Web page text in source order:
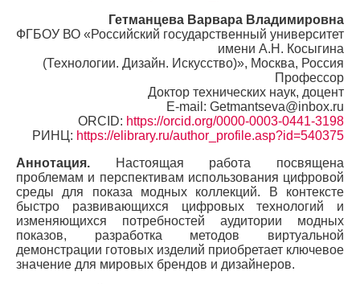
Гетманцева Варвара Владимировна
ФГБОУ ВО «Российский государственный университет
имени А.Н. Косыгина
(Технологии. Дизайн. Искусство)», Москва, Россия
Профессор
Доктор технических наук, доцент
E-mail: Getmantseva@inbox.ru
ORCID: https://orcid.org/0000-0003-0441-3198
РИНЦ: https://elibrary.ru/author_profile.asp?id=540375
Аннотация. Настоящая работа посвящена
проблемам и перспективам использования цифровой
среды для показа модных коллекций. В контексте
быстро развивающихся цифровых технологий и
изменяющихся потребностей аудитории модных
показов, разработка методов виртуальной
демонстрации готовых изделий приобретает ключевое
значение для мировых брендов и дизайнеров.